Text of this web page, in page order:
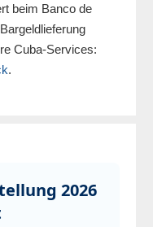
beim Banco de
Cuba-Services:
.
2026